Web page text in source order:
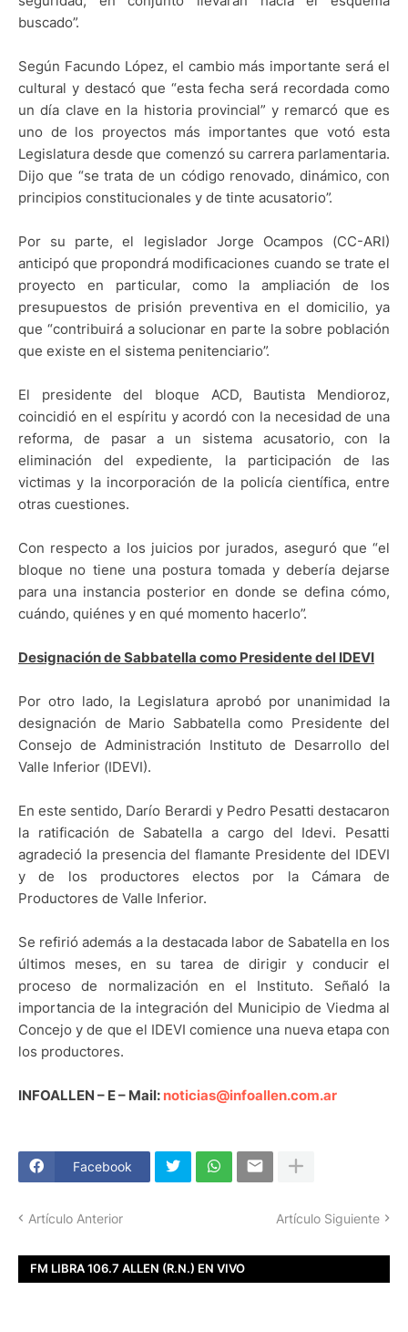
buscado”.
Según Facundo López, el cambio más importante será el
cultural y destacó que “esta fecha será recordada como
un día clave en la historia provincial” y remarcó que es
uno de los proyectos más importantes que votó esta
Legislatura desde que comenzó su carrera parlamentaria.
Dijo que “se trata de un código renovado, dinámico, con
principios constitucionales y de tinte acusatorio”.
Por su parte, el legislador Jorge Ocampos (CC-ARI)
anticipó que propondrá modificaciones cuando se trate el
proyecto en particular, como la ampliación de los
presupuestos de prisión preventiva en el domicilio, ya
que “contribuirá a solucionar en parte la sobre población
que existe en el sistema penitenciario”.
El presidente del bloque ACD, Bautista Mendioroz,
coincidió en el espíritu y acordó con la necesidad de una
reforma, de pasar a un sistema acusatorio, con la
eliminación del expediente, la participación de las
victimas y la incorporación de la policía científica, entre
otras cuestiones.
Con respecto a los juicios por jurados, aseguró que “el
bloque no tiene una postura tomada y debería dejarse
para una instancia posterior en donde se defina cómo,
cuándo, quiénes y en qué momento hacerlo”.
Designación de Sabbatella como Presidente del IDEVI
Por otro lado, la Legislatura aprobó por unanimidad la
designación de Mario Sabbatella como Presidente del
Consejo de Administración Instituto de Desarrollo del
Valle Inferior (IDEVI).
En este sentido, Darío Berardi y Pedro Pesatti destacaron
la ratificación de Sabatella a cargo del Idevi. Pesatti
agradeció la presencia del flamante Presidente del IDEVI
y de los productores electos por la Cámara de
Productores de Valle Inferior.
Se refirió además a la destacada labor de Sabatella en los
últimos meses, en su tarea de dirigir y conducir el
proceso de normalización en el Instituto. Señaló la
importancia de la integración del Municipio de Viedma al
Concejo y de que el IDEVI comience una nueva etapa con
los productores.
INFOALLEN – E – Mail: noticias@infoallen.com.ar
Facebook
Artículo Anterior Artículo Siguiente
FM LIBRA 106.7 ALLEN (R.N.) EN VIVO